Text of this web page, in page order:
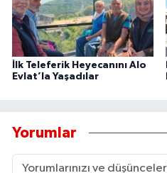
İlk Teleferik Heyecanını Alo
Evlat’la Yaşadılar
Yorumlar